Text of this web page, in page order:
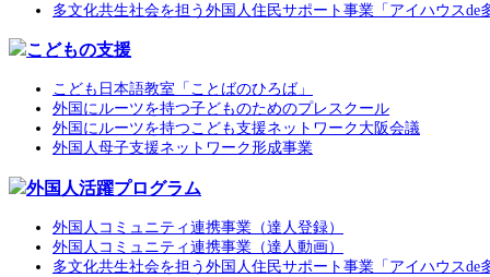
多文化共生社会を担う外国人住民サポート事業「アイハウスde
こどもの支援
こども日本語教室「ことばのひろば」
外国にルーツを持つ子どものためのプレスクール
外国にルーツを持つこども支援ネットワーク大阪会議
外国人母子支援ネットワーク形成事業
外国人活躍プログラム
外国人コミュニティ連携事業（達人登録）
外国人コミュニティ連携事業（達人動画）
多文化共生社会を担う外国人住民サポート事業「アイハウスde